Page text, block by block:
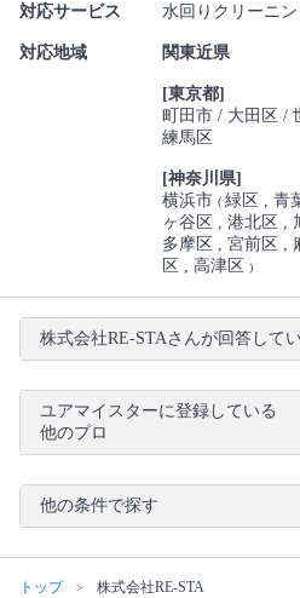
対応サービス 水回りクリーニ
対応地域 関東近県
[東京都]
町田市 大田区
練馬区
[神奈川県]
横浜市(緑区 青
ヶ谷区
港北区
多摩区 宮前区
区
高津区)
株式会社RE-STAさんが回答して
ユアマイスターに登録している
他のプロ
他の条件で探す
トップ 株式会社RE-STA